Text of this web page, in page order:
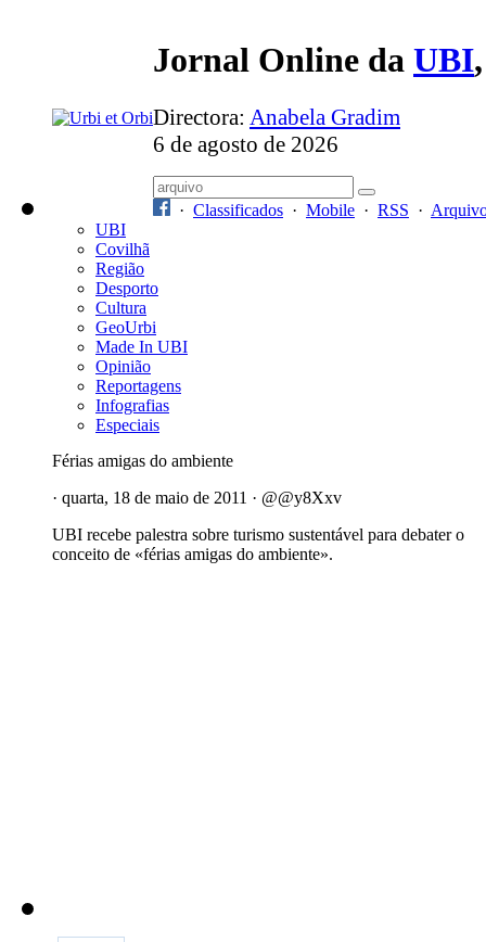
Jornal Online da UBI
Directora: Anabela Gradim
6 de agosto de 2026
· Classificados · Mobile · RSS ·
UBI
Covilhã
Região
Desporto
Cultura
GeoUrbi
Made In UBI
Opinião
Reportagens
Infografias
Especiais
Férias amigas do ambiente
· quarta, 18 de maio de 2011 · @@y8Xxv
UBI recebe palestra sobre turismo sustentável para debater o
conceito de «férias amigas do ambiente».